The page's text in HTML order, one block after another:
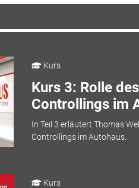
Kurs
Kurs 3: Rolle
Controllings im
In Teil 3 erläutert Thomas
Controllings im Autohaus.
Kurs